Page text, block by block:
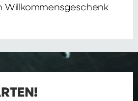
Willkommensgeschenk